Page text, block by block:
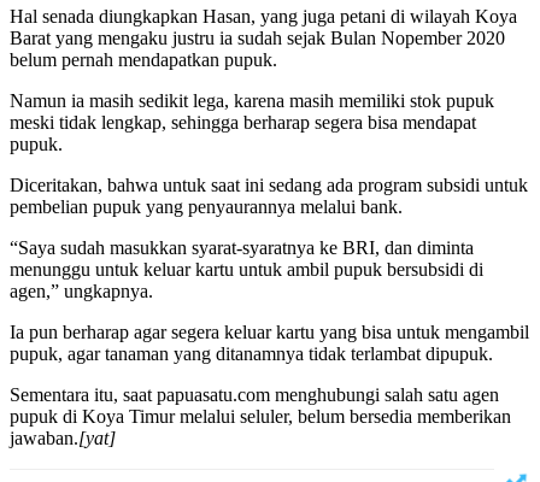
Hal senada diungkapkan Hasan, yang juga petani di wilayah Koya
Barat yang mengaku justru ia sudah sejak Bulan Nopember 2020
belum pernah mendapatkan pupuk.
Namun ia masih sedikit lega, karena masih memiliki stok pupuk
meski tidak lengkap, sehingga berharap segera bisa mendapat
pupuk.
Diceritakan, bahwa untuk saat ini sedang ada program subsidi untuk
pembelian pupuk yang penyaurannya melalui bank.
“Saya sudah masukkan syarat-syaratnya ke BRI, dan diminta
menunggu untuk keluar kartu untuk ambil pupuk bersubsidi di
agen,” ungkapnya.
Ia pun berharap agar segera keluar kartu yang bisa untuk mengambil
pupuk, agar tanaman yang ditanamnya tidak terlambat dipupuk.
Sementara itu, saat papuasatu.com menghubungi salah satu agen
pupuk di Koya Timur melalui seluler, belum bersedia memberikan
jawaban.[yat]